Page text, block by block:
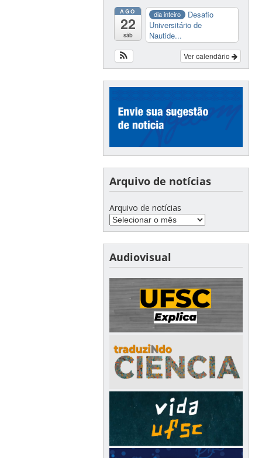
AGO
22
sáb
dia inteiro
Desafio
Universitário de
Nautide...
Ver calendário
Arquivo de notícias
Arquivo de notícias
Audiovisual